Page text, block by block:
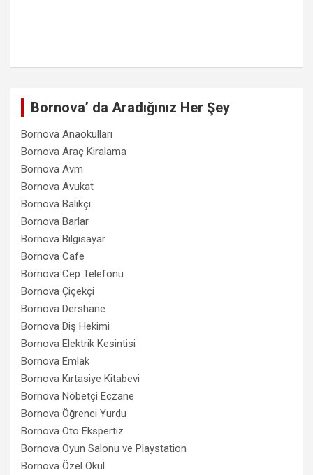
Bornova’ da Aradığınız Her Şey
Bornova Anaokulları
Bornova Araç Kiralama
Bornova Avm
Bornova Avukat
Bornova Balıkçı
Bornova Barlar
Bornova Bilgisayar
Bornova Cafe
Bornova Cep Telefonu
Bornova Çiçekçi
Bornova Dershane
Bornova Diş Hekimi
Bornova Elektrik Kesintisi
Bornova Emlak
Bornova Kırtasiye Kitabevi
Bornova Nöbetçi Eczane
Bornova Öğrenci Yurdu
Bornova Oto Ekspertiz
Bornova Oyun Salonu ve Playstation
Bornova Özel Okul